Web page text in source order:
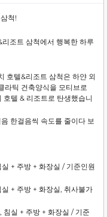
척!
조트 삼척에서 행복한 하루
호텔&리조트 삼척은 하얀 외
라틱 건축양식을 모티브로
텔 & 리조트로 탄생했습니
한걸음씩 속도를 줄이다 보
+ 주방 + 화장실 /기준인원
+ 주방 + 화장실, 취사불가
침실 + 주방 + 화장실 / 기준